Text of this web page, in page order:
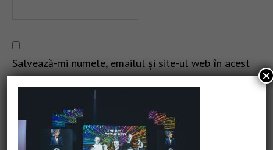
Salvează-mi numele, emailul și site-ul web în acest
×